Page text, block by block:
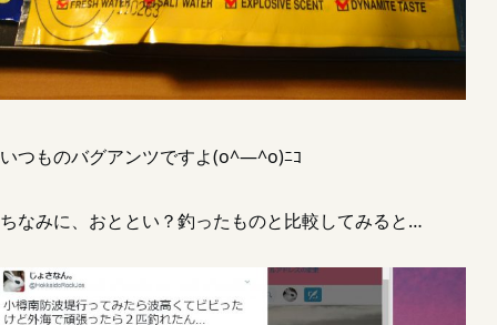
いつものバグアンツですよ(o^―^o)ﾆｺ
ちなみに、おととい？釣ったものと比較してみると…